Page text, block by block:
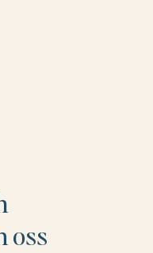
oss